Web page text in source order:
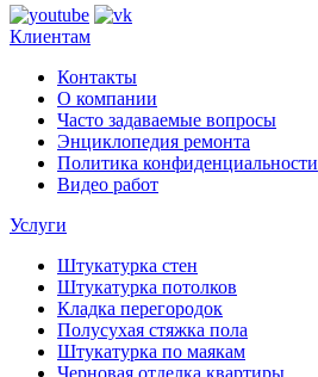
Клиентам
Контакты
О компании
Часто задаваемые вопросы
Энциклопедия ремонта
Политика конфиденциальности
Видео работ
Услуги
Штукатурка стен
Штукатурка потолков
Кладка перегородок
Полусухая стяжка пола
Штукатурка по маякам